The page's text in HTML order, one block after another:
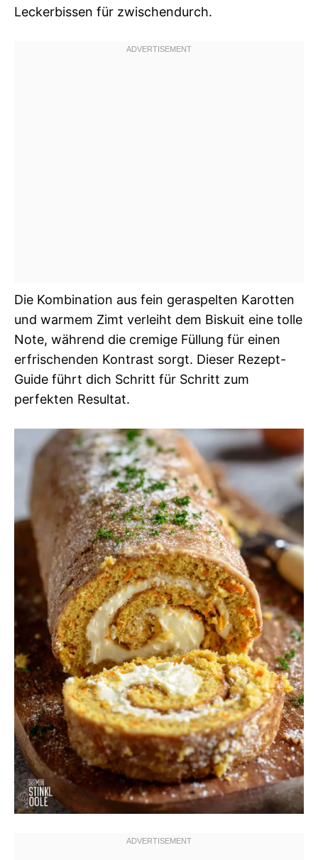
Leckerbissen für zwischendurch.
Die Kombination aus fein geraspelten Karotten
und warmem Zimt verleiht dem Biskuit eine tolle
Note, während die cremige Füllung für einen
erfrischenden Kontrast sorgt. Dieser Rezept-
Guide führt dich Schritt für Schritt zum
perfekten Resultat.